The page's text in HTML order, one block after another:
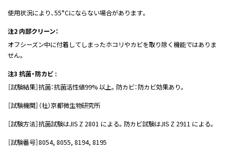
使用状況により、55°Cにならない場合があります。
注2 内部クリーン：
オフシーズン中に付着してしまったホコリやカビを取り除く機能ではありま
せん。
注3 抗菌・防カビ :
［試験結果］抗菌：抗菌活性値99% 以上。防カビ：防カビ効果あり。
［試験機関］（社）京都微生物研究所
［試験方法］抗菌試験はJIS Z 2801 による。防カビ試験はJIS Z 2911 による。
［試験番号］8054, 8055, 8194, 8195